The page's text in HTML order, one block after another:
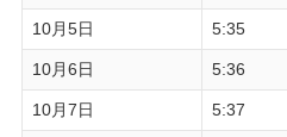
10月5日 5:35
10月6日 5:36
10月7日 5:37